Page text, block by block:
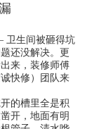
卫生间被砸得坑
还没解决。更
来，装修师傅
快修）团队来
的槽里全是积
开，地面有明